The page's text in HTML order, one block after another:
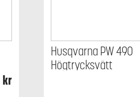
kr
Husqvarna PW 490
Högtrycksvätt